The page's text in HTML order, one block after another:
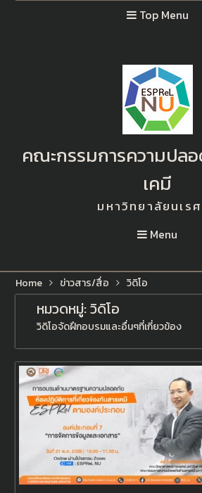
Top Menu
คณะกรรมการความปล
เคมี
มหาวิทยาลัยนเร
Menu
Home ข่าวสาร/สื่อ วิดิโอ
หมวดหมู่:วิดิโอ
วิดิโอจัดฝึกอบรมและอื่นๆที่เกี่ยวข้อง